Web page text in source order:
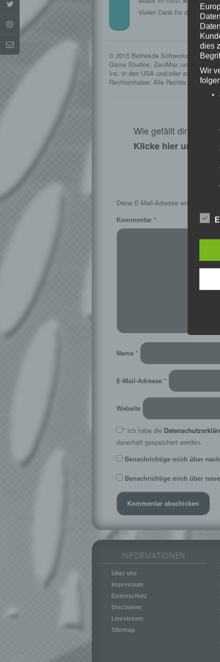
Vielen Dank für die
© 2015 Bethesda Softworks LLC, ein
Game Studios, ZeniMax und die
Inc. in den USA und/oder anderen
Rechteinhaber. Alle Rechte
Wie gefällt dir dieser
Klicke hier und
Deine E-Mail-Adresse wird nicht
Kommentar *
Name *
E-Mail-Adresse *
Website
* Ich habe die
dauerhaft gespeichert werden.
Benachrichtige mich über
Benachrichtige mich über
INFORMATIONEN
Über uns
Impressum
Datenschutz
Disclaimer
Livestream
Sitemap
dies
Wir